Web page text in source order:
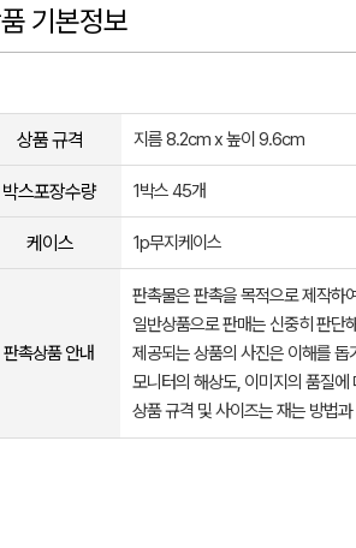
기본정보
상품 규격 지름 8.2cm x 높이 9.6cm
박스포장수량 1박스 45개
케이스 1p무지케이스
판촉상품 안내
판촉물은 판촉을 목적으로 제작하
일반상품으로 판매는 신중히 판단
제공되는 상품의 사진은 이해를
모니터의 해상도, 이미지의 품질
상품 규격 및 사이즈는 재는 방법